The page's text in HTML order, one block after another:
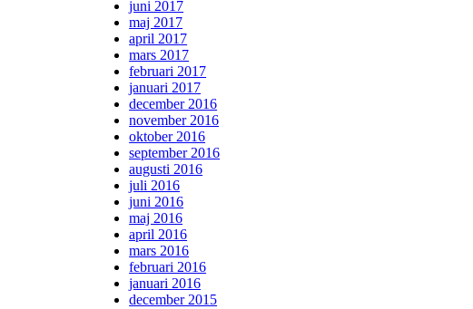
juni 2017
maj 2017
april 2017
mars 2017
februari 2017
januari 2017
december 2016
november 2016
oktober 2016
september 2016
augusti 2016
juli 2016
juni 2016
maj 2016
april 2016
mars 2016
februari 2016
januari 2016
december 2015